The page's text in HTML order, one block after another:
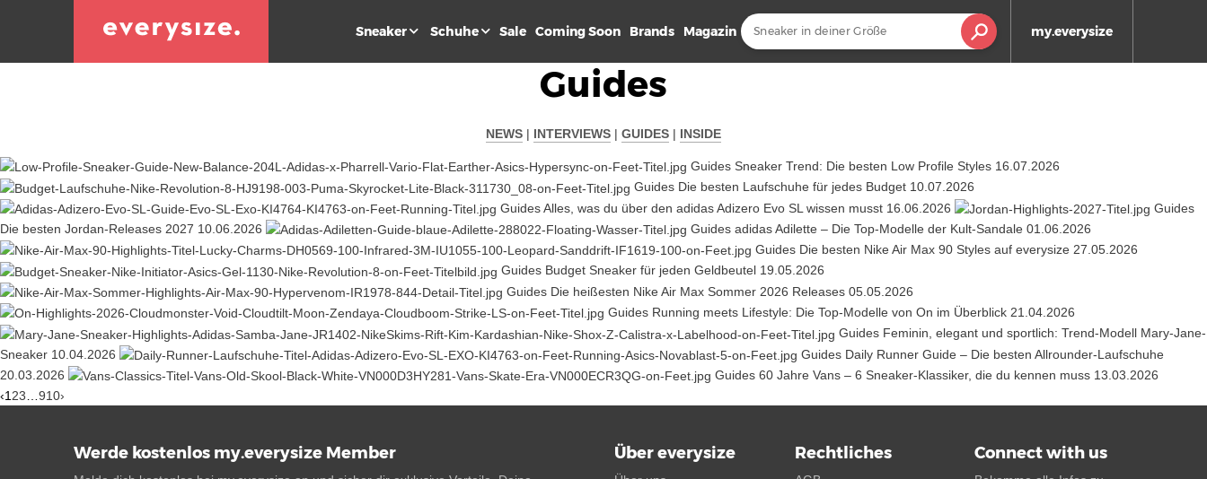
my.everysize
Sneaker Schuhe Sale Coming Soon Brands Magazin
Guides
NEWS | INTERVIEWS | GUIDES | INSIDE
Guides Sneaker Trend: Die besten Low Profile Styles 16.07.2026
Guides Die besten Laufschuhe für jedes Budget 10.07.2026
GuidesAlles, was du über den adidas Adizero Evo SL wissen musst 16.06.2026
Guides
Die besten Jordan-Releases 2027 10.06.2026 Guides adidas Adilette – Die Top-Modelle der Kult-Sandale 01.06.2026
Guides Die besten Nike Air Max 90 Styles auf everysize 27.05.2026
Guides Budget Sneaker für jeden Geldbeutel 19.05.2026
Guides Die heißesten Nike Air Max Sommer 2026 Releases 05.05.2026
Guides Running meets Lifestyle: Die Top-Modelle von On im Überblick 21.04.2026
Guides Feminin, elegant und sportlich: Trend-Modell Mary-Jane-
Sneaker 10.04.2026 Guides Daily Runner Guide – Die besten Allrounder-Laufschuhe
20.03.2026
Guides 60 Jahre Vans – 6 Sneaker-Klassiker, die du kennen muss 13.03.2026
‹123…910›
Werde kostenlos my.everysize Member Über everysize Rechtliches Connect with us